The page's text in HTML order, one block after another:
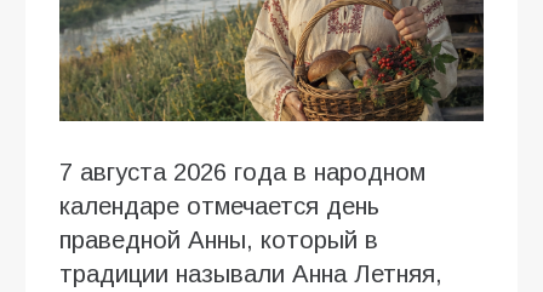
7 августа 2026 года в народном
календаре отмечается день
праведной Анны, который в
традиции называли Анна Летняя,